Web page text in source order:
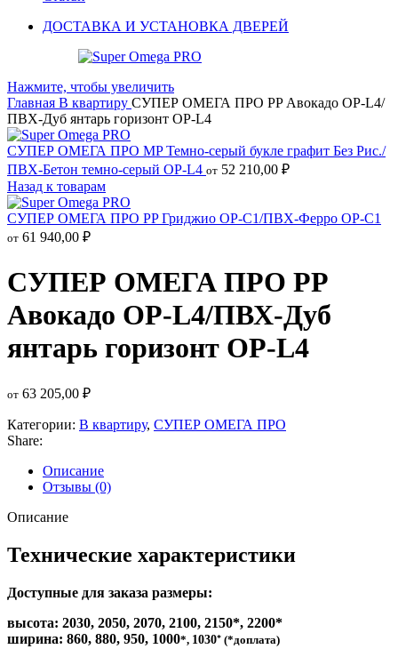
ДОСТАВКА И УСТАНОВКА ДВЕРЕЙ
Нажмите, чтобы увеличить
Главная В квартиру СУПЕР ОМЕГА ПРО PP Авокадо OP-L4/
ПВХ-Дуб янтарь горизонт OP-L4
СУПЕР ОМЕГА ПРО MP Темно-серый букле графит Без Рис./
ПВХ-Бетон темно-серый OP-L4 от 52 210,00 ₽
Назад к товарам
СУПЕР ОМЕГА ПРО PP Гриджио OP-C1/ПВХ-Ферро OP-C1
от 61 940,00 ₽
СУПЕР ОМЕГА ПРО PP
Авокадо OP-L4/ПВХ-Дуб
янтарь горизонт OP-L4
от 63 205,00 ₽
Категории: В квартиру, СУПЕР ОМЕГА ПРО
Share:
Описание
Отзывы (0)
Описание
Технические характеристики
Доступные для заказа размеры:
высота: 2030, 2050, 2070, 2100, 2150*, 2200*
ширина: 860, 880, 950, 1000*, 1030* (*доплата)